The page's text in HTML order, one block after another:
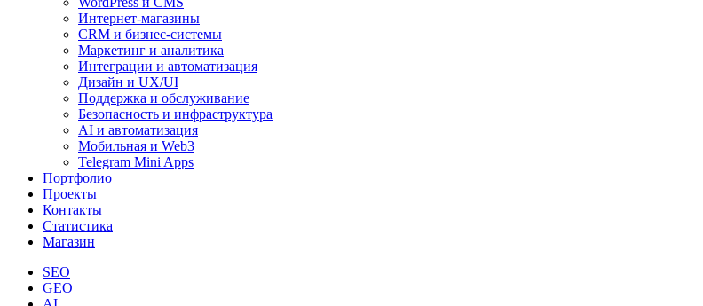
Интернет-магазины
CRM и бизнес-системы
Маркетинг и аналитика
Интеграции и автоматизация
Дизайн и UX/UI
Поддержка и обслуживание
Безопасность и инфраструктура
AI и автоматизация
Мобильная и Web3
Telegram Mini Apps
Портфолио
Проекты
Контакты
Статистика
Магазин
SEO
GEO